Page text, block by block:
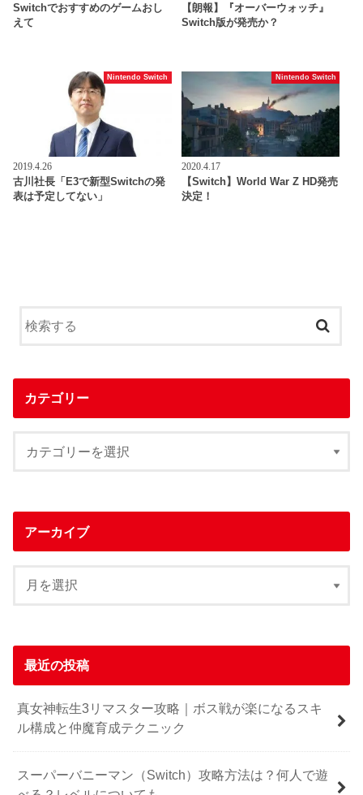
Switchでおすすめのゲームおし
えて
【朗報】『オーバーウォッチ』
Switch版が発売か？
Nintendo Switch
2019.4.26
古川社長「E3で新型Switchの発
表は予定してない」
Nintendo Switch
2020.4.17
【Switch】World War Z HD発売
決定！
カテゴリー
アーカイブ
最近の投稿
真女神転生3リマスター攻略｜ボス戦が楽になるスキ
ル構成と仲魔育成テクニック
スーパーバニーマン（Switch）攻略方法は？何人で遊